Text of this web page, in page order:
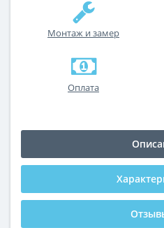
Монтаж и замер
Оплата